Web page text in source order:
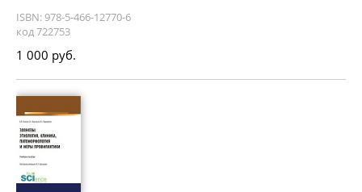
ISBN: 978-5-466-12770-6
код 722753
1 000 руб.